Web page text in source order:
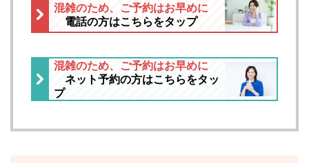
混雑のため、ご予約はお早めに
電話の方はこちらをタップ
混雑のため、ご予約はお早めに
ネット予約の方はこちらをタッ
プ